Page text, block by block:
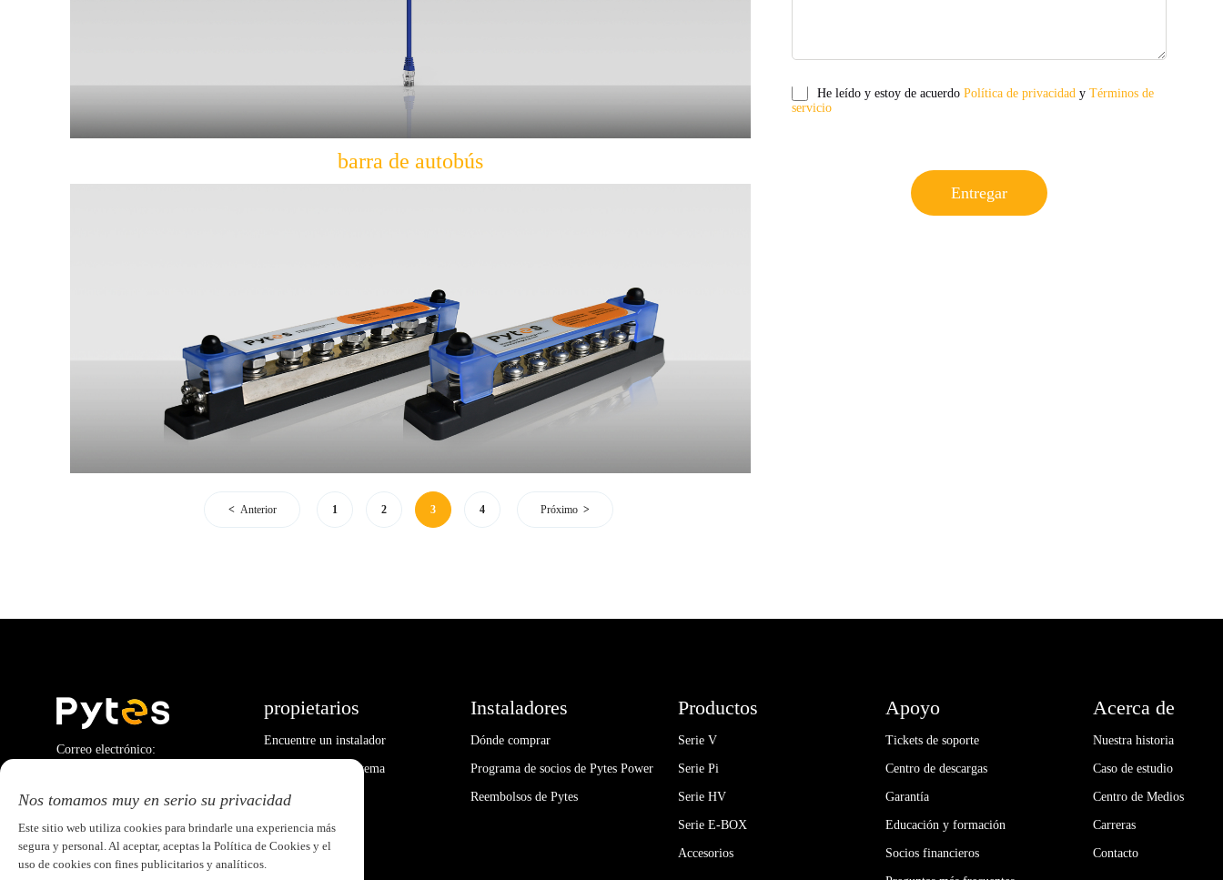
barra de autobús
Anterior 1 2 3 4 Próximo
He leído y estoy de acuerdo Política de privacidad y Términos de
servicio
Correo electrónico:
propietarios
Encuentre un instalador
Calculadora del sistema
Instaladores
Dónde comprar
Programa de socios de Pytes Power
Reembolsos de Pytes
Productos
Serie V
Serie Pi
Serie HV
Serie E-BOX
Accesorios
Apoyo
Tickets de soporte
Centro de descargas
Garantía
Educación y formación
Socios financieros
Acerca de
Nuestra historia
Caso de estudio
Centro de Medios
Carreras
Contacto
Nos tomamos muy en serio su privacidad
Este sitio web utiliza cookies para brindarle una experiencia más
segura y personal. Al aceptar, aceptas la Política de Cookies y el
uso de cookies con fines publicitarios y analíticos.